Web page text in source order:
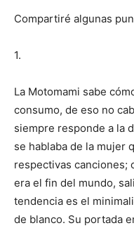
Compartiré algunas
1.
La Motomami sabe
consumo, de eso no
siempre responde a la
se hablaba de la mujer
respectivas canciones;
era el fin del mundo,
tendencia es el
de blanco. Su portada